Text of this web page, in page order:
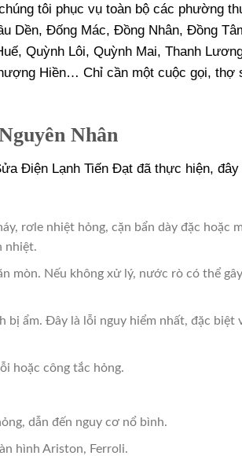
tôi phục vụ toàn bộ các phường
Dền, Đống Mác, Đồng Nhân, Đồng
Quỳnh Lôi, Quỳnh Mai, Thanh
Hiền… Chỉ cần một cuộc gọi, thợ
Nhân
Điện Lạnh Tiến Đạt đã thực hiện, đây
rơle nhiệt hỏng, cặn bẩn dày đặc hoặc
nhiệt.
mòn. Nếu không xử lý, nước rò có thể
bị ẩm. Đây là lỗi nguy hiểm nhất, đặc biệt
hoặc công tắc hỏng.
dẫn đến nguy cơ nổ bình.
hình Ariston, Ferroli.